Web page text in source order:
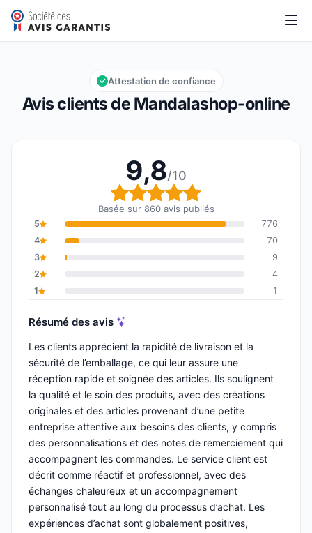
Mandalashop-online
Note globale : 9,8 sur 10
9,8/10
Avis clients de Mandalashop-online
Attestation de confiance
9,8/10
Note globale : 9,8 sur
Basée sur 860 avis publiés
5
776
4
70
3
9
2
4
1
1
Résumé des avis
Les clients apprécient la rapidité de livraison et la
sécurité de l’emballage, ce qui leur assure une
réception rapide et soignée des articles. Ils soulignent
la qualité et le soin des produits, avec des créations
originales et des articles provenant d’une petite
entreprise attentive aux besoins des clients, y compris
des personnalisations et des notes de remerciement qui
accompagnent les commandes. Le service client est
décrit comme réactif et professionnel, avec des
échanges chaleureux et un accompagnement
personnalisé tout au long du processus d’achat. Les
expériences d’achat sont globalement positives,